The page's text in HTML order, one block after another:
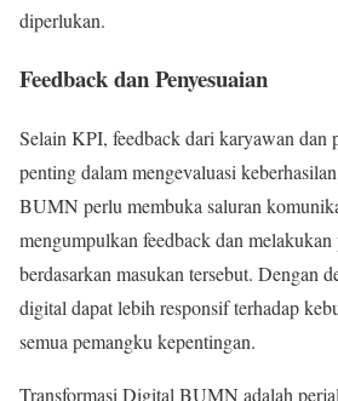
diperlukan.
Feedback dan Penyesuaian
Selain KPI, feedback dari karyawan dan
penting dalam mengevaluasi
BUMN perlu membuka saluran
mengumpulkan feedback dan melakukan
berdasarkan masukan tersebut. Dengan
digital dapat lebih responsif terhadap
semua pemangku kepentingan.
Transformasi Digital BUMN adalah